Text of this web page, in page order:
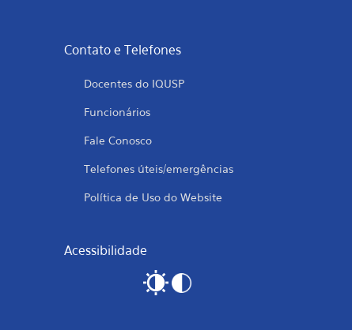
Contato e Telefones
Docentes do IQUSP
Funcionários
Fale Conosco
Telefones úteis/emergências
Política de Uso do Website
Acessibilidade